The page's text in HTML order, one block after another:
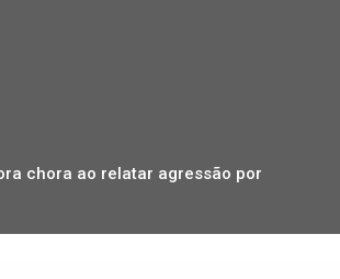
chora ao relatar agressão por